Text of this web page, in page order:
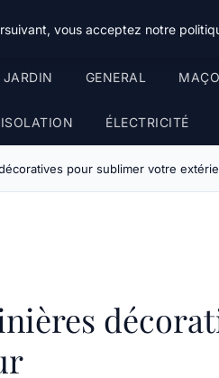
JARDIN GENERAL
ÉLECTRICITÉ
pour sublimer votre
vous acceptez notre